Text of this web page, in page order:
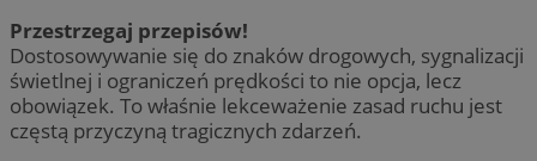
Przestrzegaj przepisów!
Dostosowywanie się do znaków drogowych, sygnalizacji
świetlnej i ograniczeń prędkości to nie opcja, lecz
obowiązek. To właśnie lekceważenie zasad ruchu jest
częstą przyczyną tragicznych zdarzeń.